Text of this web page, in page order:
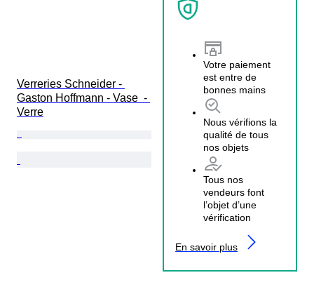
Verreries Schneider -
Gaston Hoffmann - Vase  -
Verre
Votre paiement
est entre de
bonnes mains
Nous vérifions la
qualité de tous
nos objets
Tous nos
vendeurs font
l’objet d’une
vérification
En savoir plus